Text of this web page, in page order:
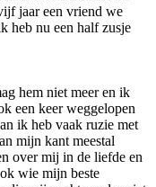
jaar een vriend we
heb nu een half zusje
hem niet meer en ik
een keer weggelopen
ik heb vaak ruzie met
mijn kant meestal
over mij in de liefde en
wie mijn beste